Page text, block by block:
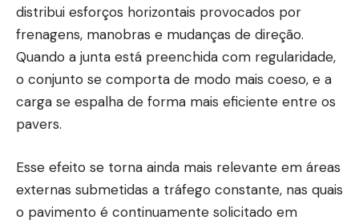
distribui esforços horizontais provocados por
frenagens, manobras e mudanças de direção.
Quando a junta está preenchida com regularidade,
o conjunto se comporta de modo mais coeso, e a
carga se espalha de forma mais eficiente entre os
pavers.
Esse efeito se torna ainda mais relevante em áreas
externas submetidas a tráfego constante, nas quais
o pavimento é continuamente solicitado em